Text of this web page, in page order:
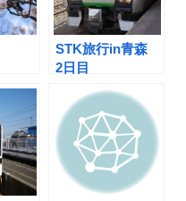
STK旅行in青森
2日目
礼@陸奥横浜